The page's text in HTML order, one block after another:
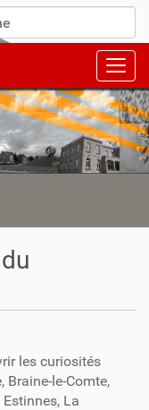
les curiosités
le-Comte,
La